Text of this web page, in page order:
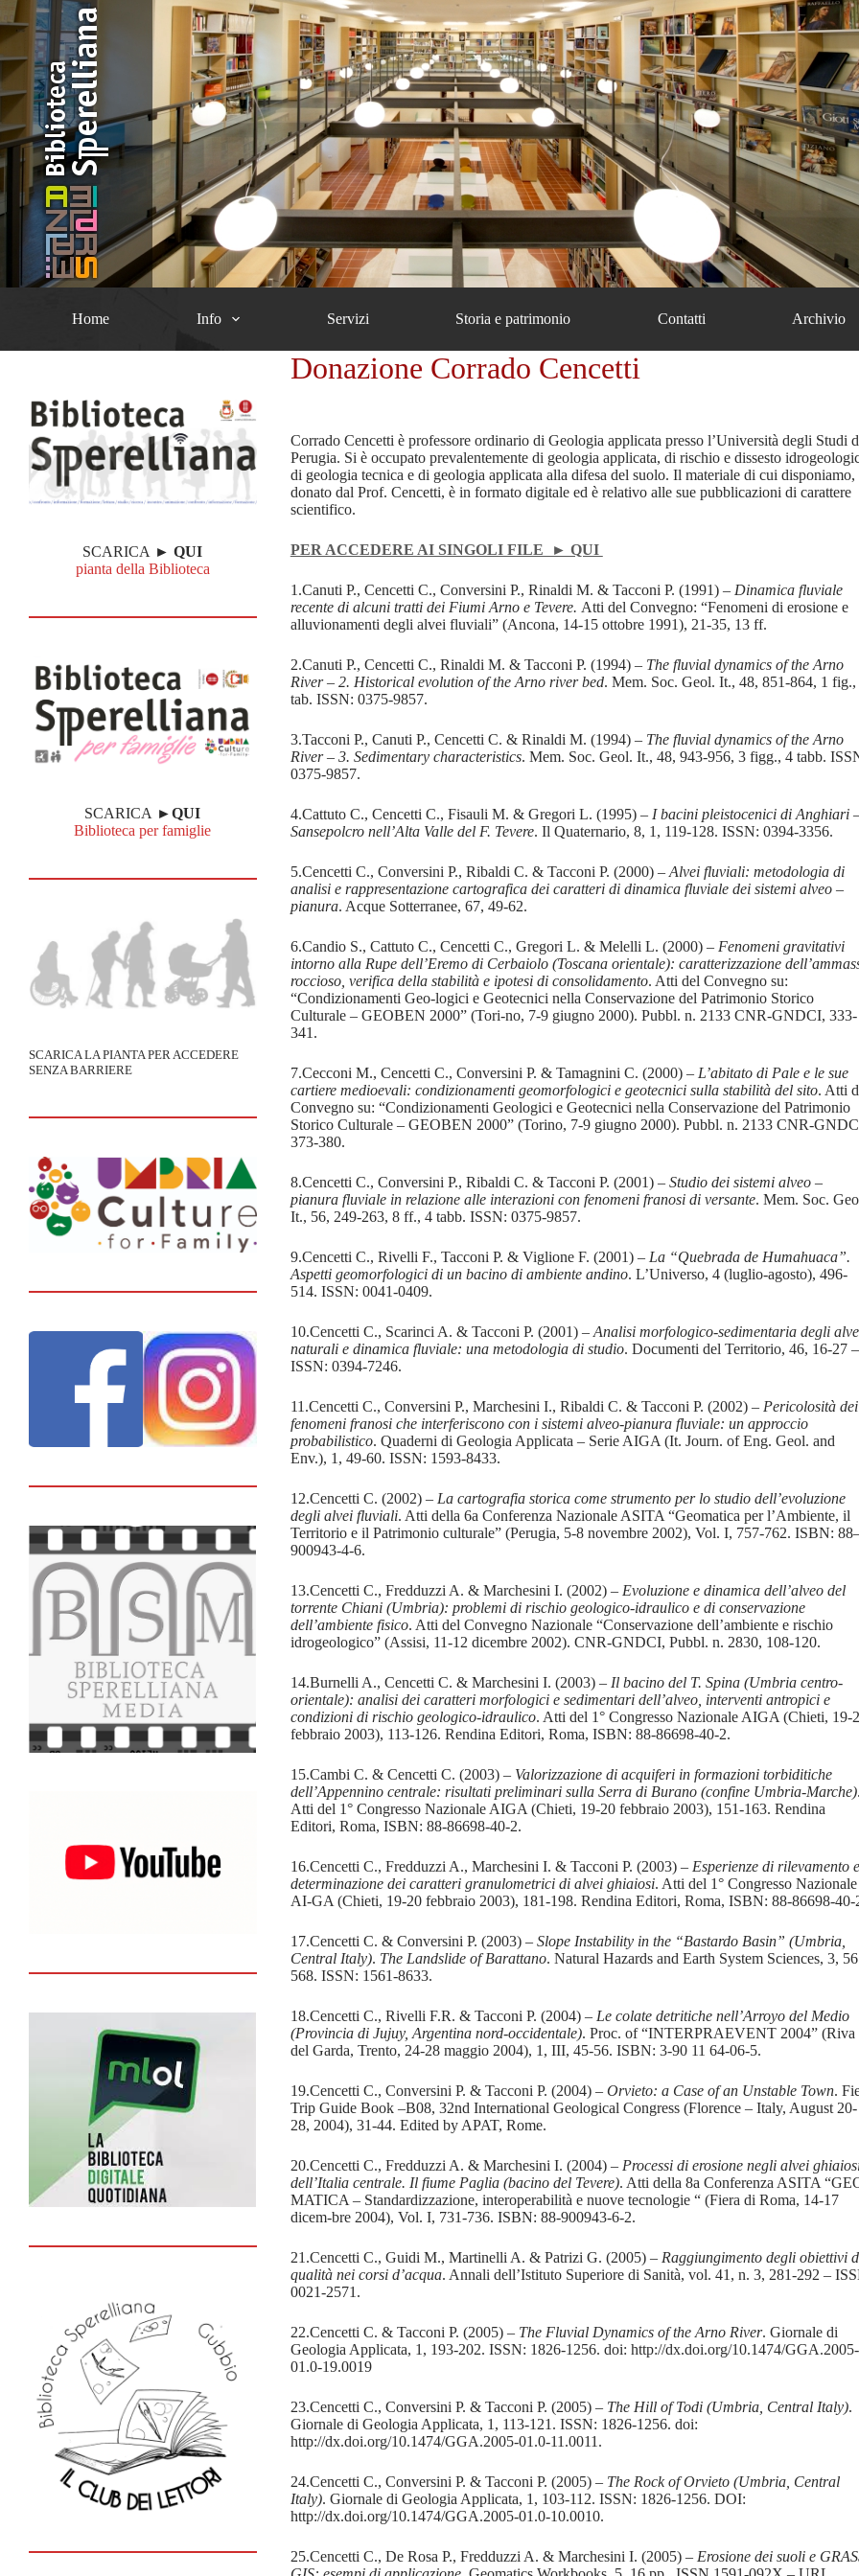
Salta
al
contenuto
Home Info Servizi Storia e patrimonio Contatti Archivio
Donazione Corrado Cencetti
Corrado Cencetti è professore ordinario di Geologia applicata presso l’Università degli Studi
Perugia. Si è occupato prevalentemente di geologia applicata, di rischio e dissesto
di geologia tecnica e di geologia applicata alla difesa del suolo. Il materiale di cui disponiamo,
donato dal Prof. Cencetti, è in formato digitale ed è relativo alle sue pubblicazioni di carattere
scientifico.
PER ACCEDERE AI SINGOLI FILE ► QUI
1.Canuti P., Cencetti C., Conversini P., Rinaldi M. & Tacconi P. (1991) – Dinamica fluviale
recente di alcuni tratti dei Fiumi Arno e Tevere. Atti del Convegno: “Fenomeni di erosione e
alluvionamenti degli alvei fluviali” (Ancona, 14-15 ottobre 1991), 21-35, 13 ff.
2.Canuti P., Cencetti C., Rinaldi M. & Tacconi P. (1994) – The fluvial dynamics of the Arno
River – 2. Historical evolution of the Arno river bed. Mem. Soc. Geol. It., 48, 851-864, 1 fig.,
tab. ISSN: 0375-9857.
3.Tacconi P., Canuti P., Cencetti C. & Rinaldi M. (1994) – The fluvial dynamics of the Arno
River – 3. Sedimentary characteristics. Mem. Soc. Geol. It., 48, 943-956, 3 figg., 4 tabb.
0375-9857.
4.Cattuto C., Cencetti C., Fisauli M. & Gregori L. (1995) – I bacini pleistocenici di Anghiari
Sansepolcro nell’Alta Valle del F. Tevere. Il Quaternario, 8, 1, 119-128. ISSN: 0394-3356.
5.Cencetti C., Conversini P., Ribaldi C. & Tacconi P. (2000) –Alvei fluviali: metodologia di
analisi e rappresentazione cartografica dei caratteri di dinamica fluviale dei sistemi alveo –
pianura. Acque Sotterranee, 67, 49-62.
6.Candio S., Cattuto C., Cencetti C., Gregori L. & Melelli L. (2000) – Fenomeni gravitativi
intorno alla Rupe dell’Eremo di Cerbaiolo (Toscana orientale): caratterizzazione
roccioso, verifica della stabilità e ipotesi di consolidamento. Atti del Convegno su:
“Condizionamenti Geo-logici e Geotecnici nella Conservazione del Patrimonio Storico
Culturale – GEOBEN 2000” (Tori-no, 7-9 giugno 2000). Pubbl. n. 2133 CNR-GNDCI, 333-
341.
7.Cecconi M., Cencetti C., Conversini P. & Tamagnini C. (2000) – L’abitato di Pale e le sue
cartiere medioevali: condizionamenti geomorfologici e geotecnici sulla stabilità del sito. Atti
Convegno su: “Condizionamenti Geologici e Geotecnici nella Conservazione del Patrimonio
Storico Culturale – GEOBEN 2000” (Torino, 7-9 giugno 2000). Pubbl. n. 2133 CNR-
373-380.
8.Cencetti C., Conversini P., Ribaldi C. & Tacconi P. (2001) – Studio dei sistemi alveo –
pianura fluviale in relazione alle interazioni con fenomeni franosi di versante. Mem. Soc.
It., 56, 249-263, 8 ff., 4 tabb. ISSN: 0375-9857.
9.Cencetti C., Rivelli F., Tacconi P. & Viglione F. (2001) – La “Quebrada de Humahuaca”.
Aspetti geomorfologici di un bacino di ambiente andino. L’Universo, 4 (luglio-agosto), 496-
514. ISSN: 0041-0409.
10.Cencetti C., Scarinci A. & Tacconi P. (2001) –Analisi morfologico-sedimentaria degli
naturali e dinamica fluviale: una metodologia di studio. Documenti del Territorio, 46, 16-27 –
ISSN: 0394-7246.
11.Cencetti C., Conversini P., Marchesini I., Ribaldi C. & Tacconi P. (2002) – Pericolosità dei
fenomeni franosi che interferiscono con i sistemi alveo-pianura fluviale: un approccio
probabilistico. Quaderni di Geologia Applicata – Serie AIGA (It. Journ. of Eng. Geol. and
Env.), 1, 49-60. ISSN: 1593-8433.
12.Cencetti C. (2002) – La cartografia storica come strumento per lo studio dell’evoluzione
degli alvei fluviali. Atti della 6a Conferenza Nazionale ASITA “Geomatica per l’Ambiente, il
Territorio e il Patrimonio culturale” (Perugia, 5-8 novembre 2002), Vol. I, 757-762. ISBN:
900943-4-6.
13.Cencetti C., Fredduzzi A. & Marchesini I. (2002) – Evoluzione e dinamica dell’alveo del
torrente Chiani (Umbria): problemi di rischio geologico-idraulico e di conservazione
dell’ambiente fisico. Atti del Convegno Nazionale “Conservazione dell’ambiente e rischio
idrogeologico” (Assisi, 11-12 dicembre 2002). CNR-GNDCI, Pubbl. n. 2830, 108-120.
14.Burnelli A., Cencetti C. & Marchesini I. (2003) – Il bacino del T. Spina (Umbria centro-
orientale): analisi dei caratteri morfologici e sedimentari dell’alveo, interventi antropici e
condizioni di rischio geologico-idraulico. Atti del 1° Congresso Nazionale AIGA (Chieti, 19-
febbraio 2003), 113-126. Rendina Editori, Roma, ISBN: 88-86698-40-2.
15.Cambi C. & Cencetti C. (2003) – Valorizzazione di acquiferi in formazioni torbiditiche
dell’Appennino centrale: risultati preliminari sulla Serra di Burano (confine Umbria-Marche).
Atti del 1° Congresso Nazionale AIGA (Chieti, 19-20 febbraio 2003), 151-163. Rendina
Editori, Roma, ISBN: 88-86698-40-2.
16.Cencetti C., Fredduzzi A., Marchesini I. & Tacconi P. (2003) – Esperienze di rilevamento e
determinazione dei caratteri granulometrici di alvei ghiaiosi. Atti del 1° Congresso Nazionale
AI-GA (Chieti, 19-20 febbraio 2003), 181-198. Rendina Editori, Roma, ISBN: 88-86698-40-
17.Cencetti C. & Conversini P. (2003) – Slope Instability in the “Bastardo Basin” (Umbria,
Central Italy). The Landslide of Barattano. Natural Hazards and Earth System Sciences, 3,
568. ISSN: 1561-8633.
18.Cencetti C., Rivelli F.R. & Tacconi P. (2004) – Le colate detritiche nell’Arroyo del Medio
(Provincia di Jujuy, Argentina nord-occidentale). Proc. of “INTERPRAEVENT 2004” (Riva
del Garda, Trento, 24-28 maggio 2004), 1, III, 45-56. ISBN: 3-90 11 64-06-5.
19.Cencetti C., Conversini P. & Tacconi P. (2004) – Orvieto: a Case of an Unstable Town.
Trip Guide Book –B08, 32nd International Geological Congress (Florence – Italy, August 20-
28, 2004), 31-44. Edited by APAT, Rome.
20.Cencetti C., Fredduzzi A. & Marchesini I. (2004) – Processi di erosione negli alvei
dell’Italia centrale. Il fiume Paglia (bacino del Tevere). Atti della 8a Conferenza ASITA
MATICA – Standardizzazione, interoperabilità e nuove tecnologie “ (Fiera di Roma, 14-17
dicem-bre 2004), Vol. I, 731-736. ISBN: 88-900943-6-2.
21.Cencetti C., Guidi M., Martinelli A. & Patrizi G. (2005) – Raggiungimento degli obiettivi
qualità nei corsi d’acqua. Annali dell’Istituto Superiore di Sanità, vol. 41, n. 3, 281-292 –
0021-2571.
22.Cencetti C. & Tacconi P. (2005) – The Fluvial Dynamics of the Arno River. Giornale di
Geologia Applicata, 1, 193-202. ISSN: 1826-1256. doi: http://dx.doi.org/10.1474/GGA.2005-
01.0-19.0019
23.Cencetti C., Conversini P. & Tacconi P. (2005) – The Hill of Todi (Umbria, Central Italy).
Giornale di Geologia Applicata, 1, 113-121. ISSN: 1826-1256. doi:
http://dx.doi.org/10.1474/GGA.2005-01.0-11.0011.
24.Cencetti C., Conversini P. & Tacconi P. (2005) – The Rock of Orvieto (Umbria, Central
Italy). Giornale di Geologia Applicata, 1, 103-112. ISSN: 1826-1256. DOI:
http://dx.doi.org/10.1474/GGA.2005-01.0-10.0010.
25.Cencetti C., De Rosa P., Fredduzzi A. & Marchesini I. (2005) – Erosione dei suoli e
SCARICA ►QUI
pianta della Biblioteca
SCARICA ►QUI
Biblioteca per famiglie
SCARICA LA PIANTA PER ACCEDERE
SENZA BARRIERE